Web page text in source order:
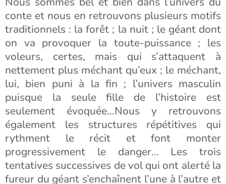
conte et nous en retrouvons plusieurs motifs
traditionnels : la forêt ; la nuit ; le géant dont
on va provoquer la toute-puissance ; les
voleurs, certes, mais qui s’attaquent à
nettement plus méchant qu’eux ; le méchant,
lui, bien puni à la fin ; l’univers masculin
puisque la seule fille de l’histoire est
seulement évoquée…Nous y retrouvons
également les structures répétitives qui
rythment le récit et font monter
progressivement le danger… Les trois
tentatives successives de vol qui ont alerté la
fureur du géant s’enchaînent l’une à l’autre et